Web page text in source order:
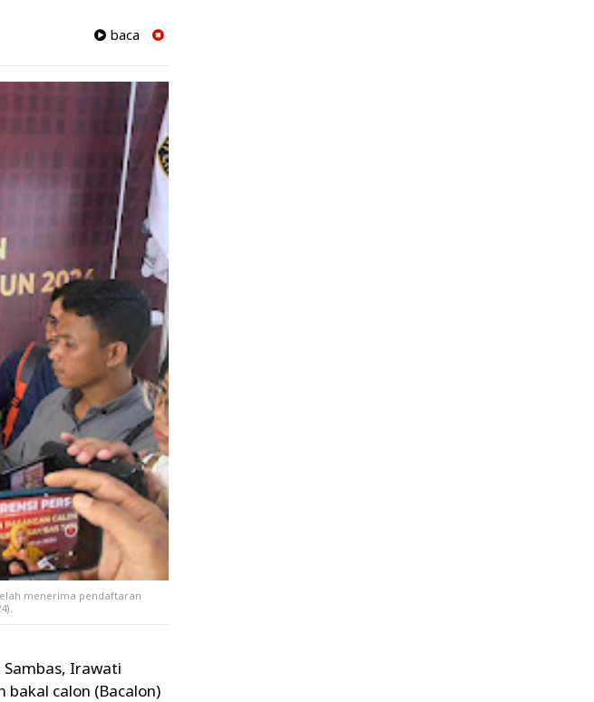
baca
menerima pendaftaran
Sambas, Irawati
calon (Bacalon)